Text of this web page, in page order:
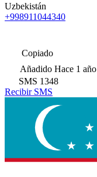
Uzbekistán
+998911044340
Copiado
Añadido Hace 1 año
SMS 1348
Recibir SMS